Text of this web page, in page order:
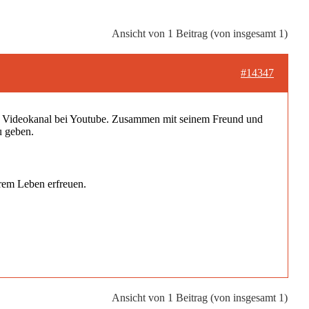
Ansicht von 1 Beitrag (von insgesamt 1)
#14347
bei Youtube. Zusammen mit seinem Freund und
geben.
Leben erfreuen.
Ansicht von 1 Beitrag (von insgesamt 1)